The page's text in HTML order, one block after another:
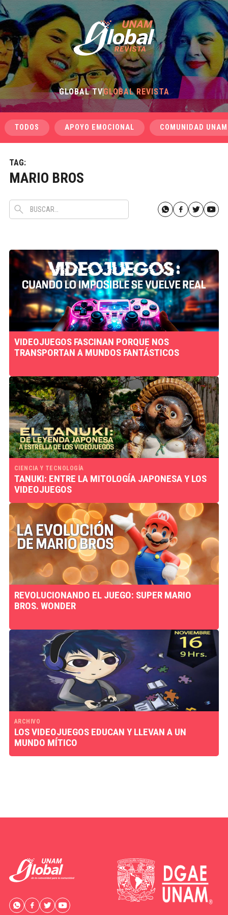
GLOBAL TVGLOBAL REVISTA
TODOS APOYO EMOCIONAL COMUNIDAD UNAM
TAG:
MARIO BROS
VIDEOJUEGOS FASCINAN PORQUE NOS
TRANSPORTAN A MUNDOS FANTÁSTICOS
CIENCIA Y TECNOLOGÍA
TANUKI: ENTRE LA MITOLOGÍA JAPONESA Y LOS
VIDEOJUEGOS
REVOLUCIONANDO EL JUEGO: SUPER MARIO
BROS. WONDER
ARCHIVO
LOS VIDEOJUEGOS EDUCAN Y LLEVAN A UN
MUNDO MÍTICO